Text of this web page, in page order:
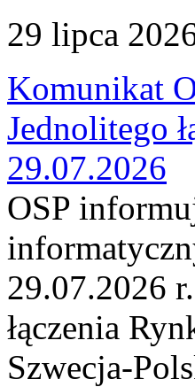
29 lipca
Komunikat
Jednolitego
29.07.2026
OSP
29.07.2026
łączenia
Szwecja-